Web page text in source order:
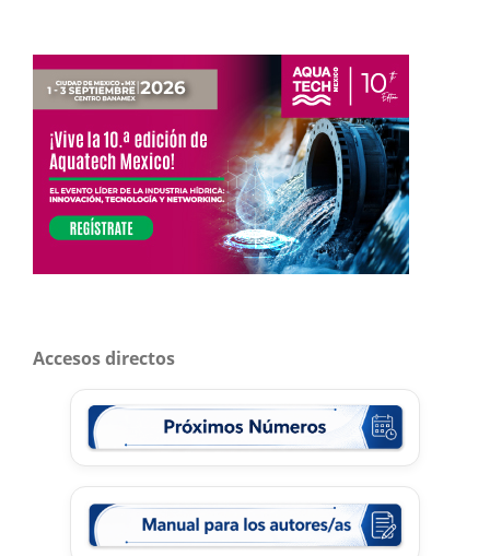
Accesos directos